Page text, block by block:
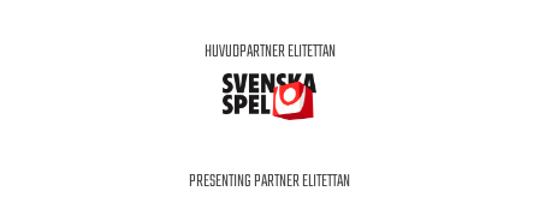
HUVUDPARTNER ELITETTAN
PRESENTING PARTNER ELITETTAN